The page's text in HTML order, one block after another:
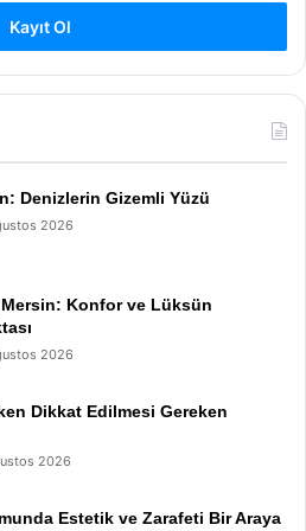
Kayıt Ol
Denizlerin Gizemli Yüzü
2026
Konfor ve Lüksün
2026
Dikkat Edilmesi Gereken
2026
Estetik ve Zarafeti Bir Araya